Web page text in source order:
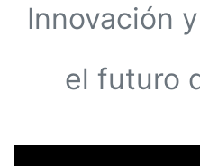
Innovación
el futuro